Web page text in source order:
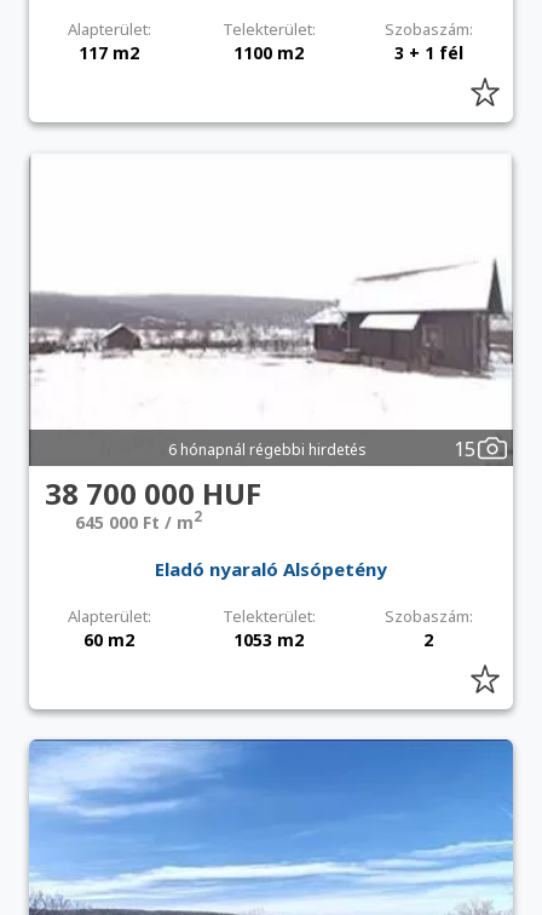
Alapterület: Telekterület: Szobaszám:
117 m2 1100 m2 3 + 1 fél
6 hónapnál régebbi hirdetés 15
38 700 000 HUF
645 000 Ft / m2
Eladó nyaraló Alsópetény
Alapterület: Telekterület: Szobaszám:
60 m2 1053 m2 2